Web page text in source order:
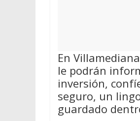
En
le podrán
inversión,
seguro, un
guardado